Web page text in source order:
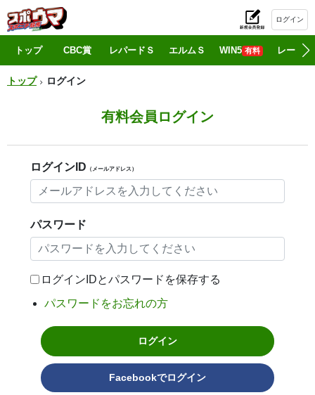
ログイン
トップ CBC賞 レパードＳ エルムＳ WIN5 有料 レース
トップ ログイン
有料会員ログイン
ログインID （メールアドレス）
パスワード
ログインIDとパスワードを保存する
パスワードをお忘れの方
ログイン
Facebookでログイン